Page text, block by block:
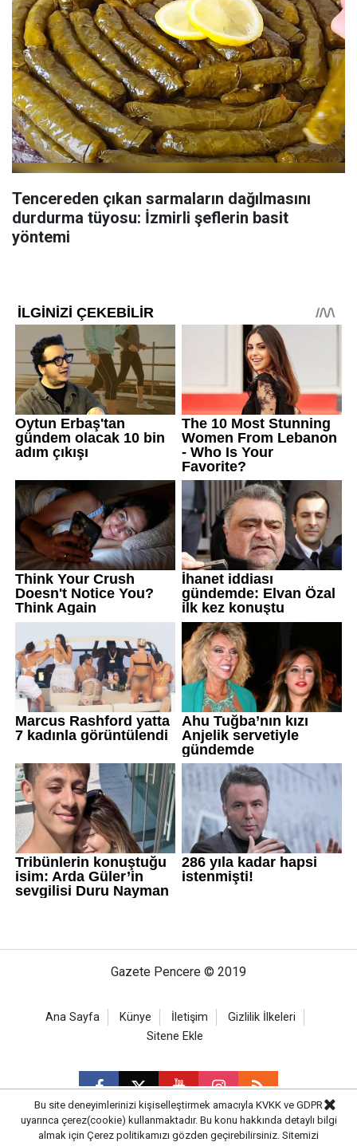
Tencereden çıkan sarmaların dağılmasını
durdurma tüyosu: İzmirli şeflerin basit
yöntemi
Gazete Pencere © 2019
Ana Sayfa Künye İletişim
Gizlilik İlkeleri
Sitene Ekle
CM Bilişim
Bu site deneyimlerinizi kişiselleştirmek amacıyla KVKK ve GDPR
uyarınca çerez(cookie) kullanmaktadır. Bu konu hakkında detaylı bilgi
almak için Çerez politikamızı gözden geçirebilirsiniz. Sitemizi